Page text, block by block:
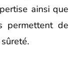
ainsi que
permettent de